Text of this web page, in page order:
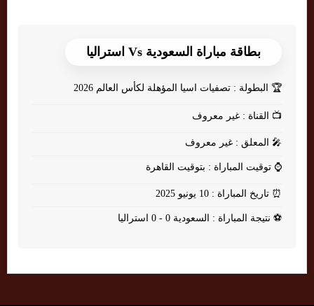
بطاقة مباراة السعودية Vs استراليا
🏆 البطولة : تصفيات اسيا المؤهلة لكأس العالم 2026
📺 القناة : غير معروف
🎤 المعلق : غير معروف
⌚ توقيت المباراة : بتوقيت القاهرة
⏰ تاريخ المباراة : 10 يونيو 2025
⚽ نتيجة المباراة : السعودية 0 - 0 استراليا